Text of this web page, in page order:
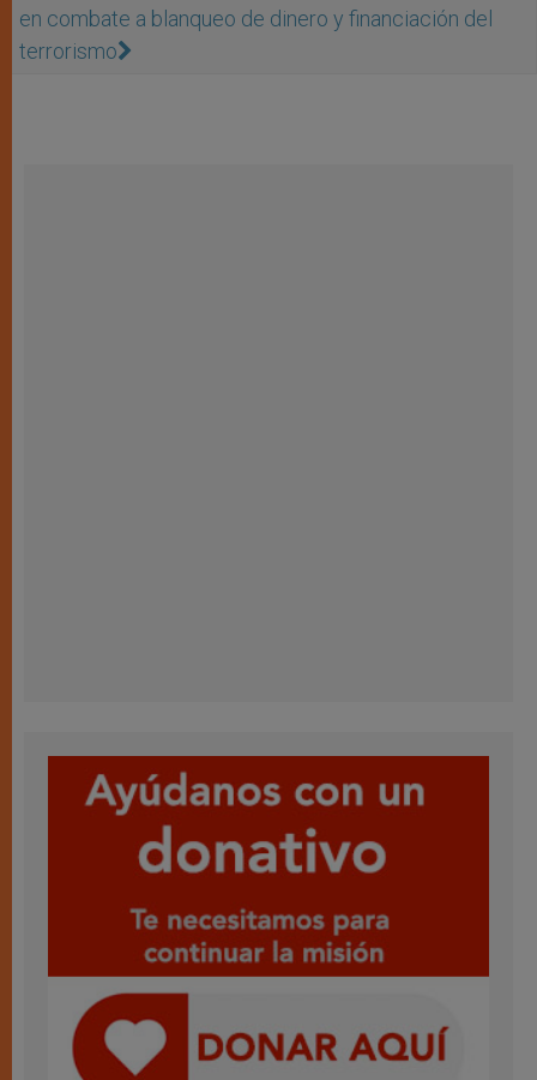
en combate a blanqueo de dinero y financiación del
terrorismo